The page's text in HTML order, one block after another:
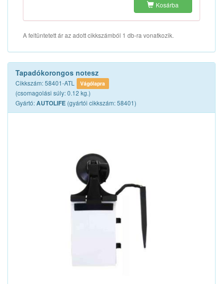
Kosárba
A feltüntetett ár az adott cikkszámból 1 db-ra vonatkozik.
Tapadókorongos notesz
Cikkszám: 58401-ATL Vágólapra
(csomagolási súly: 0.12 kg.)
Gyártó:AUTOLIFE (gyártói cikkszám: 58401)